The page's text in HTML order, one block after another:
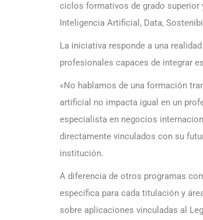
ciclos formativos de grado superior
Inteligencia Artificial, Data,
La iniciativa responde a una
profesionales capaces de integrar
«No hablamos de una formación
artificial no impacta igual en un
especialista en negocios
directamente vinculados con su
institución.
A diferencia de otros programas
específica para cada titulación y
sobre aplicaciones vinculadas al